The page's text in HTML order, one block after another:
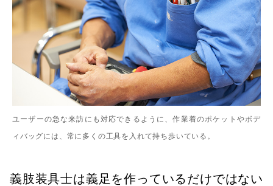
ユーザーの急な来訪にも対応できるように、作業着のポケットやボデ
ィバッグには、常に多くの工具を入れて持ち歩いている。
義肢装具士は義足を作っているだけではない